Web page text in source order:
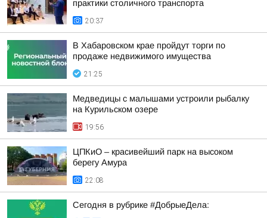
практики столичного транспорта
20:37
В Хабаровском крае пройдут торги по
продаже недвижимого имущества
21:25
Медведицы с малышами устроили рыбалку
на Курильском озере
19:56
ЦПКиО – красивейший парк на высоком
берегу Амура
22:08
Сегодня в рубрике #ДобрыеДела: